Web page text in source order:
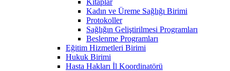
Kadın ve Üreme Sağlığı Birimi
Protokoller
Sağlığın Geliştirilmesi Programları
Beslenme Programları
Eğitim Hizmetleri Birimi
Hukuk Birimi
Hasta Hakları İl Koordinatörü